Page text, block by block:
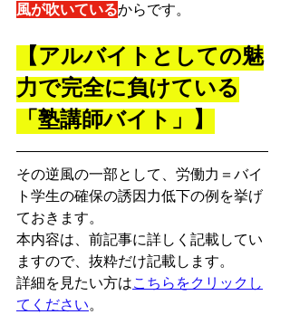
風が吹いているからです。
【アルバイトとしての魅
力で完全に負けている
「塾講師バイト」】
その逆風の一部として、労働力＝バイ
ト学生の確保の誘因力低下の例を挙げ
ておきます。
本内容は、前記事に詳しく記載してい
ますので、抜粋だけ記載します。
詳細を見たい方はこちらをクリックし
てください。